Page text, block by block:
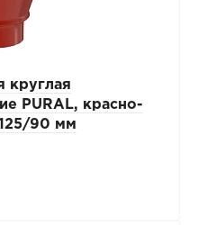
круглая
PURAL, красно-
90 мм